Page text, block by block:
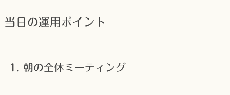
当日の運用ポイント
1. 朝の全体ミーティング